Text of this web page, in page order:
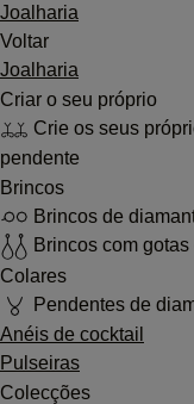
Joalharia
Voltar
Joalharia
Criar o seu próprio
Crie os seus
pendente
Brincos
Brincos de
Brincos com
Colares
Pendentes de
Anéis de cocktail
Pulseiras
Colecções